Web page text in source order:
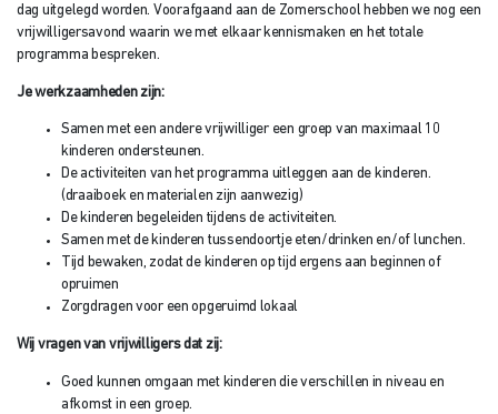
dag uitgelegd worden. Voorafgaand aan de Zomerschool hebben we nog een
vrijwilligersavond waarin we met elkaar kennismaken en het totale
programma bespreken.
Je werkzaamheden zijn:
Samen met een andere vrijwilliger een groep van maximaal 10
kinderen ondersteunen.
De activiteiten van het programma uitleggen aan de kinderen.
(draaiboek en materialen zijn aanwezig)
De kinderen begeleiden tijdens de activiteiten.
Samen met de kinderen tussendoortje eten/drinken en/of lunchen.
Tijd bewaken, zodat de kinderen op tijd ergens aan beginnen of
opruimen
Zorgdragen voor een opgeruimd lokaal
Wij vragen van vrijwilligers dat zij:
Goed kunnen omgaan met kinderen die verschillen in niveau en
afkomst in een groep.